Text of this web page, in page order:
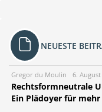
NEUESTE
Gregor du Moulin 6. August
Rechtsformneutrale
Ein Plädoyer für